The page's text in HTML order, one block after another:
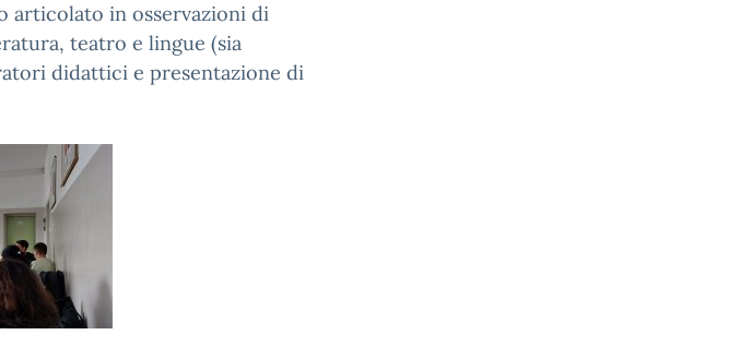
articolato in osservazioni di
teatro e lingue (sia
didattici e presentazione di